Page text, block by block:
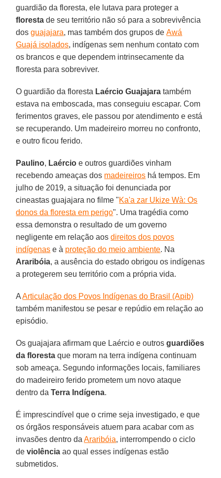
guardião da floresta, ele lutava para proteger a
floresta de seu território não só para a sobrevivência
dosguajajara, mas também dos grupos de Awá
Guajá isolados, indígenas sem nenhum contato com
os brancos e que dependem intrinsecamente da
floresta para sobreviver.
O guardião da floresta Laércio Guajajara também
estava na emboscada, mas conseguiu escapar. Com
ferimentos graves, ele passou por atendimento e está
se recuperando. Um madeireiro morreu no confronto,
e outro ficou ferido.
Paulino, Laércio e outros guardiões vinham
recebendo ameaças dos madeireiros há tempos. Em
julho de 2019, a situação foi denunciada por
cineastas guajajara no filme "Ka'a zar Ukize Wà: Os
donos da floresta em perigo". Uma tragédia como
essa demonstra o resultado de um governo
negligente em relação aosdireitos dos povos
indígenas e à proteção do meio ambiente. Na
Araribóia, a ausência do estado obrigou os indígenas
a protegerem seu território com a própria vida.
AArticulação dos Povos Indígenas do Brasil (Apib)
também manifestou se pesar e repúdio em relação ao
episódio.
Os guajajara afirmam que Laércio e outrosguardiões
da floresta que moram na terra indígena continuam
sob ameaça. Segundo informações locais, familiares
do madeireiro ferido prometem um novo ataque
dentro daTerra Indígena.
É imprescindível que o crime seja investigado, e que
os órgãos responsáveis atuem para acabar com as
invasões dentro daAraribóia, interrompendo o ciclo
deviolência ao qual esses indígenas estão
submetidos.